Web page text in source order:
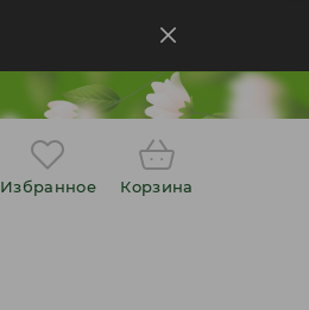
Избранное Корзина